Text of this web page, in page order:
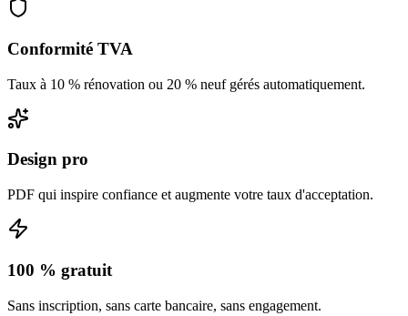
Conformité TVA
Taux à 10 % rénovation ou 20 % neuf gérés automatiquement.
Design pro
PDF qui inspire confiance et augmente votre taux d'acceptation.
100 % gratuit
Sans inscription, sans carte bancaire, sans engagement.